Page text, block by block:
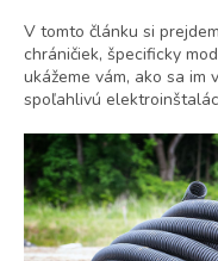
V tomto článku si
chráničiek, špecificky
ukážeme vám, ako sa im
spoľahlivú